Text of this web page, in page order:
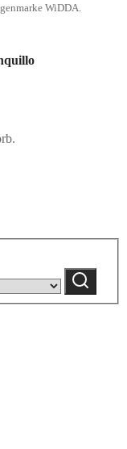
WiDDA.
Suchen